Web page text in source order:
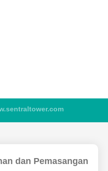
dan Pemasangan